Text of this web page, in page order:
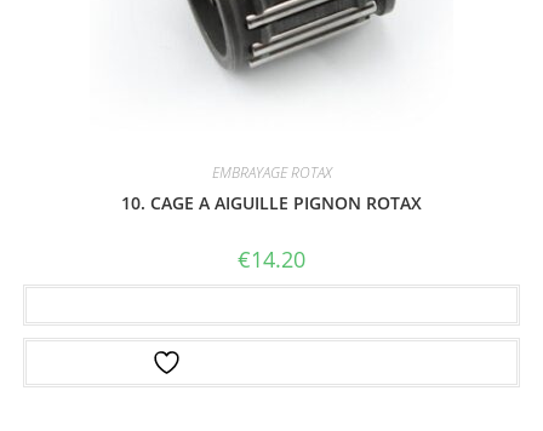
EMBRAYAGE ROTAX
10. CAGE A AIGUILLE PIGNON ROTAX
€14.20